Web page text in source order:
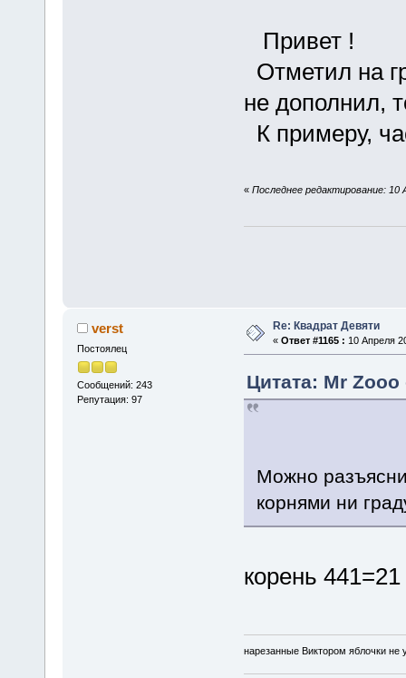
Привет !
Отметил на
не дополнил,
К примеру,
« Последнее редактирование: 10
verst
Постоялец
Сообщений: 243
Репутация: 97
Re: Квадрат Девяти
« Ответ #1165 : 10 Апреля
Цитата: Mr
Можно
корнями ни
корень
нарезанные Виктором яблочки не